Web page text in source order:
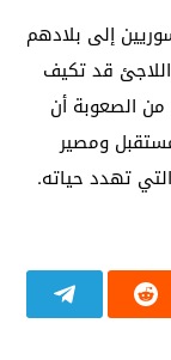
إلى بلادهم
قد تكيف
الصعوبة أن
ومصير
تهدد حياته.